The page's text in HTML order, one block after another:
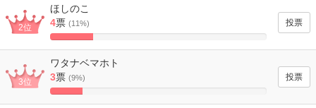
2位
ほしのこ
4票 (11%)
20%
3位
ワタナベマホト
3票 (9%)
15%